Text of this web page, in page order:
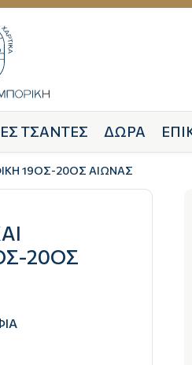
ΤΣΑΝΤΕΣ ΔΩΡΑ
19ΟΣ-20ΟΣ ΑΙΩΝΑΣ
20ΟΣ